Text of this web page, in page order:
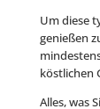
Um diese
genießen
köstlichen
Alles, was